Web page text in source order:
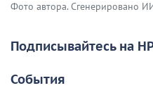
Фото автора. Сгенерировано
Подписывайтесь на
События